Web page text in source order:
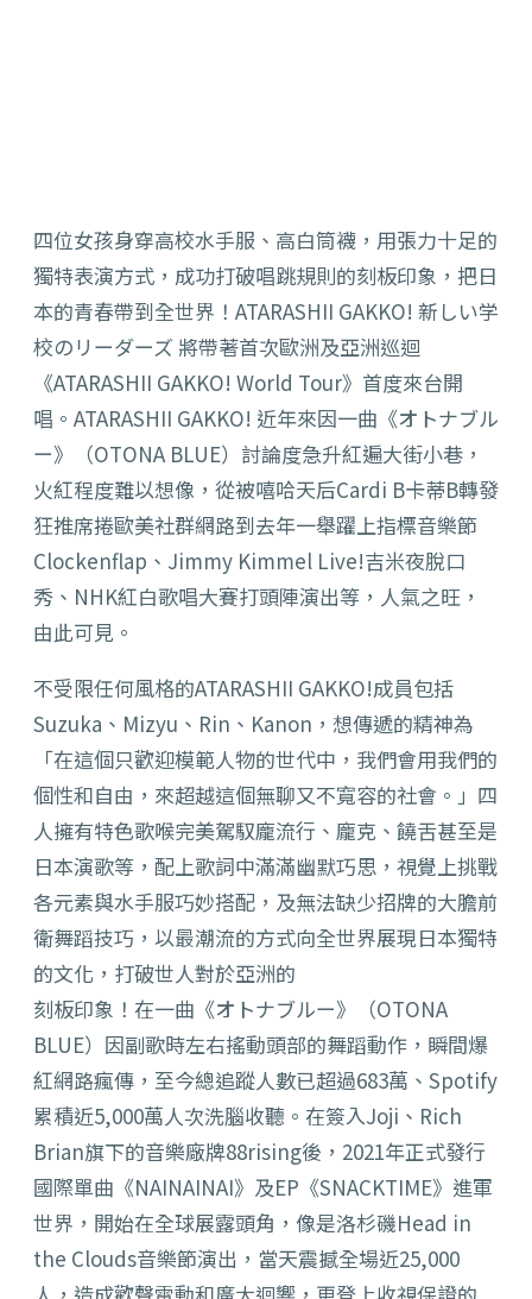
四位女孩身穿高校水手服、高白筒襪，用張力十足的
獨特表演方式，成功打破唱跳規則的刻板印象，把日
本的青春帶到全世界！ATARASHII GAKKO! 新しい学
校のリーダーズ 將帶著首次歐洲及亞洲巡迴
《ATARASHII GAKKO! World Tour》首度來台開
唱。ATARASHII GAKKO! 近年來因一曲《オトナブル
ー》（OTONA BLUE）討論度急升紅遍大街小巷，
火紅程度難以想像，從被嘻哈天后Cardi B卡蒂B轉發
狂推席捲歐美社群網路到去年一舉躍上指標音樂節
Clockenflap、Jimmy Kimmel Live!吉米夜脫口
秀、NHK紅白歌唱大賽打頭陣演出等，人氣之旺，
由此可見。
不受限任何風格的ATARASHII GAKKO!成員包括
Suzuka、Mizyu、Rin、Kanon，想傳遞的精神為
「在這個只歡迎模範人物的世代中，我們會用我們的
個性和自由，來超越這個無聊又不寬容的社會。」四
人擁有特色歌喉完美駕馭龐流行、龐克、饒舌甚至是
日本演歌等，配上歌詞中滿滿幽默巧思，視覺上挑戰
各元素與水手服巧妙搭配，及無法缺少招牌的大膽前
衛舞蹈技巧，以最潮流的方式向全世界展現日本獨特
的文化，打破世人對於亞洲的
刻板印象！在一曲《オトナブルー》（OTONA
BLUE）因副歌時左右搖動頭部的舞蹈動作，瞬間爆
紅網路瘋傳，至今總追蹤人數已超過683萬、Spotify
累積近5,000萬人次洗腦收聽。在簽入Joji、Rich
Brian旗下的音樂廠牌88rising後，2021年正式發行
國際單曲《NAINAINAI》及EP《SNACKTIME》進軍
世界，開始在全球展露頭角，像是洛杉磯Head in
the Clouds音樂節演出，當天震撼全場近25,000